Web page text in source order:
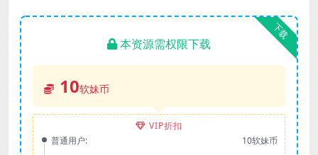
下载
本资源需权限下载
10软妹币
VIP折扣
普通用户:
10软妹币